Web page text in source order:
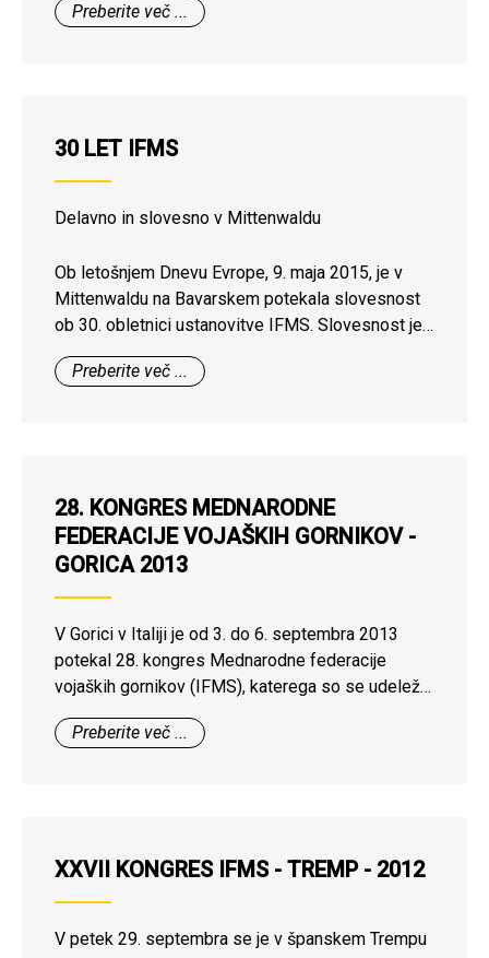
Preberite več ...
30 LET IFMS
Delavno in slovesno v Mittenwaldu
Ob letošnjem Dnevu Evrope, 9. maja 2015, je v
Mittenwaldu na Bavarskem potekala slovesnost
ob 30. obletnici ustanovitve IFMS. Slovesnost je
bila združena z delavnico o prihodnosti
Mednarodne federacije vojaških gornikov.
organizacij so podpisali nov statut federacije.
Preberite več ...
28. KONGRES MEDNARODNE
FEDERACIJE VOJAŠKIH GORNIKOV -
GORICA 2013
V Gorici v Italiji je od 3. do 6. septembra 2013
potekal 28. kongres Mednarodne federacije
vojaških gornikov (IFMS), katerega so se udeležili
predstavniki vseh 9 polnopravnih članic federacije
in še zadnjič kot opazovalka tudi Črna gora.
Preberite več ...
XXVII KONGRES IFMS - TREMP - 2012
V petek 29. septembra se je v španskem Trempu